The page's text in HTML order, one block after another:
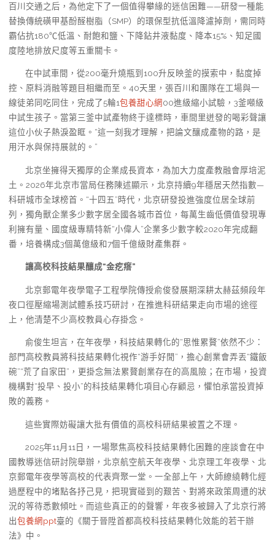
百川交通之后，為他定下了一個值得攀緣的迷信困難——研發一種能
替換傳統磺甲基酚醛樹脂（SMP）的環保型抗低溫降濾掉劑，需同時
霸佔抗180℃低溫、耐飽和鹽、下降鉆井液黏度、降本15%、知足國
度陸地排放尺度等五重關卡。
在中試車間，從200毫升燒瓶到100升反映釜的摸索中，黏度掉
控、原料消融等題目相繼而至。40天里，張百川和團隊在工場與一
線徒弟同吃同住，完成了5輪1包養甜心網00進級縮小試驗，3釜噸級
中試生孩子。當第三釜中試產物終于達標時，車間里迸發的喝彩聲讓
這位小伙子熱淚盈眶。“這一刻我才理解，把論文釀成產物的路，是
用汗水與保持展就的。”
北京坐擁得天獨厚的企業成長資本，為加大力度產教融會厚培泥
土。2026年北京市當局任務陳述顯示，北京持續9年穩居天然指數—
科研城市全球榜首。“十四五”時代，北京研發投進強度位居全球前
列，獨角獸企業多少數字居全國各城市首位，每萬生齒低價值發現專
利擁有量、國度級專精特新“小偉人”企業多少數字較2020年完成翻
番，培養構成3個萬億級和7個千億級財產集群。
讓高校科技結果釀成“金疙瘩”
北京郵電年夜學電子工程學院傳授俞俊發展期深耕太赫茲頻段年
夜口徑壓縮場測試體系技巧研討，在推進科研結果走向市場的途徑
上，他清楚不少高校教員心存掛念。
俞俊生坦言，在年夜學，科技結果轉化的“思惟累贅”依然不少：
部門高校教員將科技結果轉化視作“游手好閒”，擔心創業會弄丟“鐵飯
碗”“荒了自家田”，更掛念無法累贅創業存在的高風險；在市場，投資
機構對“投早、投小”的科技結果轉化項目心存顧忌，懼怕承當投資掉
敗的義務。
這些實際妨礙讓大批有價值的高校科研結果被置之不理。
2025年11月11日，一場聚焦高校科技結果轉化困難的座談會在中
國教導迷信研討院舉辦，北京航空航天年夜學、北京理工年夜學、北
京郵電年夜學等高校的代表齊聚一堂。一全部上午，大師繚繞轉化經
過歷程中的堵點各抒己見，把現實碰到的艱苦、對將來政策周遭的狀
況的等待悉數傾吐。而這些真正的的聲響，年夜多被歸入了北京行將
出包養網ppt臺的《關于晉陞首都高校科技結果轉化效能的若干辦
法》中。